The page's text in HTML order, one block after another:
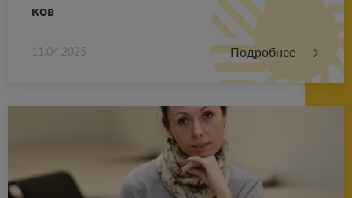
ков
11.04.2025 Подробнее